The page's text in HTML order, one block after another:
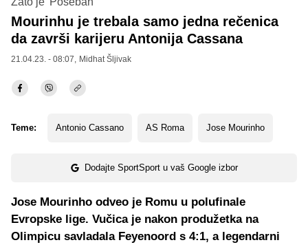
Mourinhu je trebala samo jedna rečenica
da završi karijeru Antonija Cassana
21.04.23. - 08:07, Midhat Šljivak
Teme: Antonio Cassano AS Roma Jose Mourinho
Dodajte SportSport u vaš Google izbor
Jose Mourinho odveo je Romu u polufinale
Evropske lige. Vučica je nakon produžetka na
Olimpicu savladala Feyenoord s 4:1, a legendarni